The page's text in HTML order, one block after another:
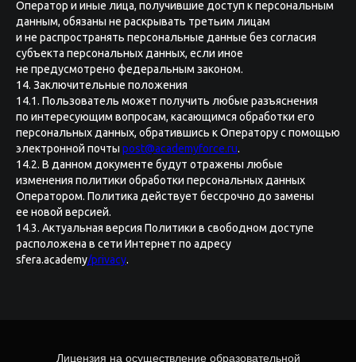
Оператор и иные лица, получившие доступ к персональным
данным, обязаны не раскрывать третьим лицам
и не распространять персональные данные без согласия
субъекта персональных данных, если иное
не предусмотрено федеральным законом.
14. Заключительные положения
14.1. Пользователь может получить любые разъяснения
по интересующим вопросам, касающимся обработки его
персональных данных, обратившись к Оператору с помощью
электронной почты post@academyforce.ru.
14.2. В данном документе будут отражены любые
изменения политики обработки персональных данных
Оператором. Политика действует бессрочно до замены
ее новой версией.
14.3. Актуальная версия Политики в свободном доступе
расположена в сети Интернет по адресу
sfera.academy/privacy.
Лицензия на осуществление образовательной